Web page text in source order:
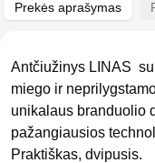
Prekės aprašymas
Antčiužinys LINAS
miego ir
unikalaus branduolio
pažangiausios
Praktiškas, dvipusis.